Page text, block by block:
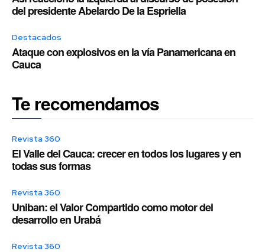
del presidente Abelardo De la Espriella
Destacados
Ataque con explosivos en la vía Panamericana en
Cauca
Te recomendamos
Revista 360
El Valle del Cauca: crecer en todos los lugares y en
todas sus formas
Revista 360
Uniban: el Valor Compartido como motor del
desarrollo en Urabá
Revista 360